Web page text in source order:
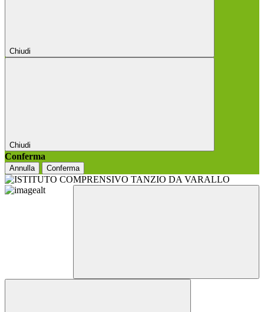
Chiudi
Chiudi
Conferma
Annulla Conferma